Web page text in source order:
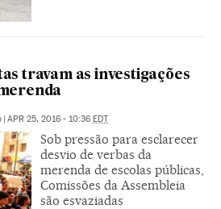
travam as investigações
| APR 25, 2016 - 10:36 EDT
Sob pressão para esclarecer
desvio de verbas da
merenda de escolas públicas,
Comissões da Assembleia
são esvaziadas